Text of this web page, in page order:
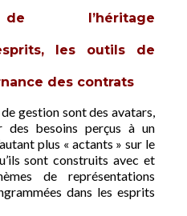
l’héritage
les outils de
des contrats
gestion sont des avatars,
besoins perçus à un
plus « actants » sur le
sont construits avec et
de représentations
dans les esprits